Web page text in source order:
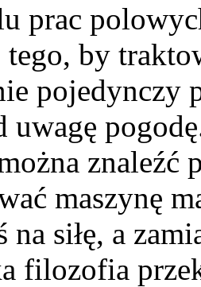
prac
by
pojedynczy
uwagę
znaleźć
maszynę
na siłę, a
filozofia